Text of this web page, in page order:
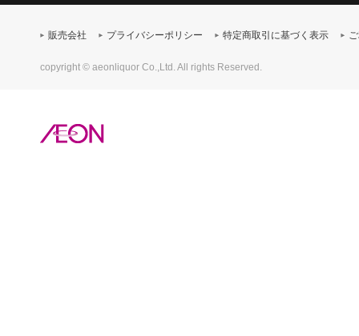
販売会社 プライバシーポリシー 特定商取引に基づく表示
copyright © aeonliquor Co.,Ltd. All rights Reserved.